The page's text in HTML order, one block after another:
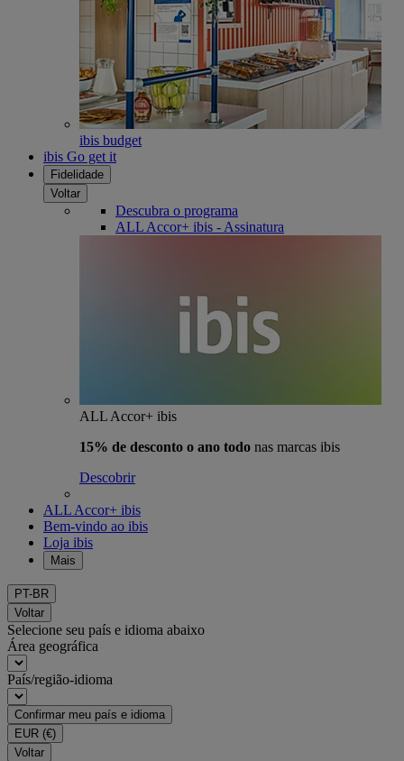
ibis budget
ibis Go get it
Fidelidade
Voltar
Descubra o programa
ALL Accor+ ibis - Assinatura
ALL Accor+ ibis
15% de desconto o ano todo nas marcas ibis
Descobrir
ALL Accor+ ibis
Bem-vindo ao ibis
Loja ibis
Mais
PT-BR
Voltar
Selecione seu país e idioma abaixo
Área geográfica
País/região-idioma
Confirmar meu país e idioma
EUR (€)
Voltar